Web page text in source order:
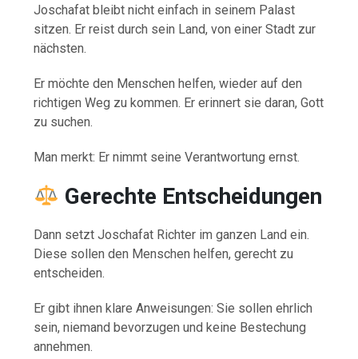
Joschafat bleibt nicht einfach in seinem Palast
sitzen. Er reist durch sein Land, von einer Stadt zur
nächsten.
Er möchte den Menschen helfen, wieder auf den
richtigen Weg zu kommen. Er erinnert sie daran, Gott
zu suchen.
Man merkt: Er nimmt seine Verantwortung ernst.
Gerechte Entscheidungen
Dann setzt Joschafat Richter im ganzen Land ein.
Diese sollen den Menschen helfen, gerecht zu
entscheiden.
Er gibt ihnen klare Anweisungen: Sie sollen ehrlich
sein, niemand bevorzugen und keine Bestechung
annehmen.